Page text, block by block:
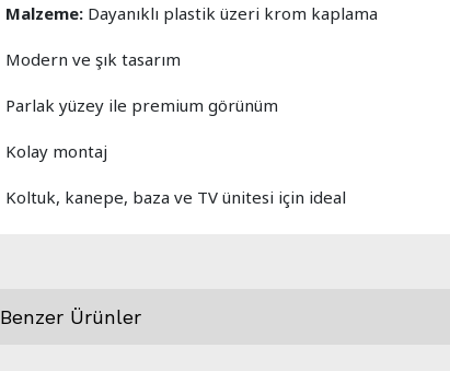
Malzeme: Dayanıklı plastik üzeri krom kaplama
Modern ve şık tasarım
Parlak yüzey ile premium görünüm
Kolay montaj
Koltuk, kanepe, baza ve TV ünitesi için ideal
Benzer Ürünler